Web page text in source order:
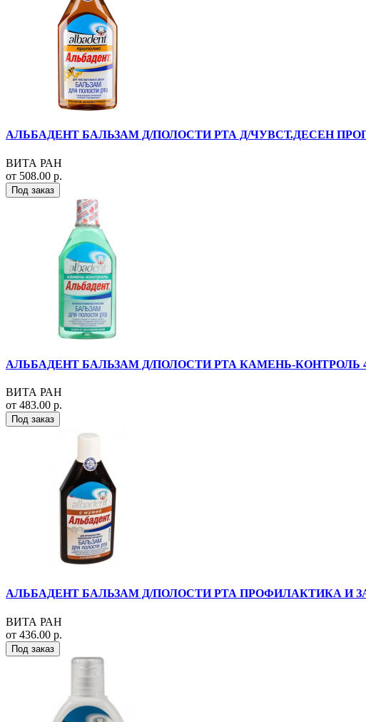
АЛЬБАДЕНТ БАЛЬЗАМ Д/ПОЛОСТИ РТА Д/ЧУВСТ.ДЕСЕН
ВИТА РАН
от 508.00 р.
Под заказ
АЛЬБАДЕНТ БАЛЬЗАМ Д/ПОЛОСТИ РТА КАМЕНЬ-КОНТРОЛЬ
ВИТА РАН
от 483.00 р.
Под заказ
АЛЬБАДЕНТ БАЛЬЗАМ Д/ПОЛОСТИ РТА ПРОФИЛАКТИКА И
ВИТА РАН
от 436.00 р.
Под заказ